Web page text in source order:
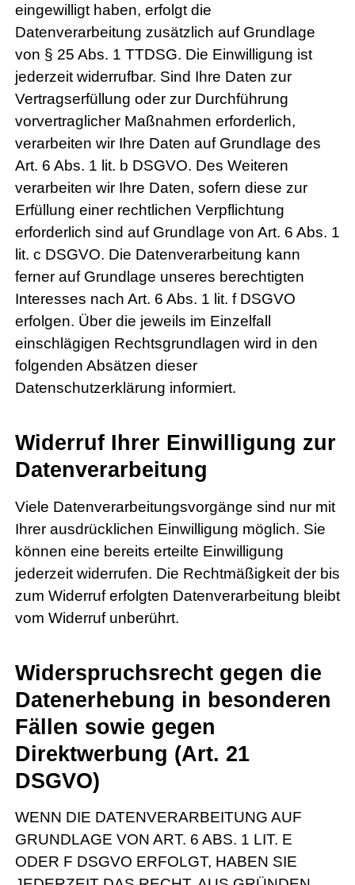
eingewilligt haben, erfolgt die
Datenverarbeitung zusätzlich auf Grundlage
von § 25 Abs. 1 TTDSG. Die Einwilligung ist
jederzeit widerrufbar. Sind Ihre Daten zur
Vertragserfüllung oder zur Durchführung
vorvertraglicher Maßnahmen erforderlich,
verarbeiten wir Ihre Daten auf Grundlage des
Art. 6 Abs. 1 lit. b DSGVO. Des Weiteren
verarbeiten wir Ihre Daten, sofern diese zur
Erfüllung einer rechtlichen Verpflichtung
erforderlich sind auf Grundlage von Art. 6 Abs. 1
lit. c DSGVO. Die Datenverarbeitung kann
ferner auf Grundlage unseres berechtigten
Interesses nach Art. 6 Abs. 1 lit. f DSGVO
erfolgen. Über die jeweils im Einzelfall
einschlägigen Rechtsgrundlagen wird in den
folgenden Absätzen dieser
Datenschutzerklärung informiert.
Widerruf Ihrer Einwilligung zur
Datenverarbeitung
Viele Datenverarbeitungsvorgänge sind nur mit
Ihrer ausdrücklichen Einwilligung möglich. Sie
können eine bereits erteilte Einwilligung
jederzeit widerrufen. Die Rechtmäßigkeit der bis
zum Widerruf erfolgten Datenverarbeitung bleibt
vom Widerruf unberührt.
Widerspruchsrecht gegen die
Datenerhebung in besonderen
Fällen sowie gegen
Direktwerbung (Art. 21
DSGVO)
WENN DIE DATENVERARBEITUNG AUF
GRUNDLAGE VON ART. 6 ABS. 1 LIT. E
ODER F DSGVO ERFOLGT, HABEN SIE